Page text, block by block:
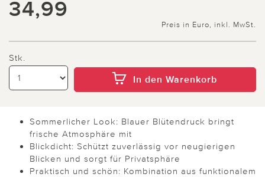
34,99
Preis in Euro, inkl. MwSt.
Stk.
In den Warenkorb
Sommerlicher Look: Blauer Blütendruck bringt
frische Atmosphäre mit
Blickdicht: Schützt zuverlässig vor neugierigen
Blicken und sorgt für Privatsphäre
Praktisch und schön: Kombination aus funktionalem